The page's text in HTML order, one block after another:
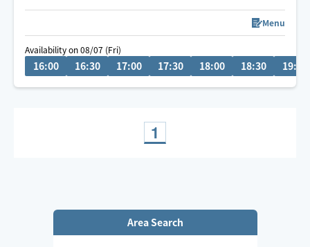
冷やかしチャットが多い為
ご質問等は1度ご予約リクエストしていただいた後にお願
いします🙏
⚠️予約はご希望日の当日13時までに
そんな方は【もみほぐし×オイル】が
Menu
Availability on 08/07 (Fri)
16:00 16:30 17:00 17:30 18:00 18:30 19:00
1
Area Search